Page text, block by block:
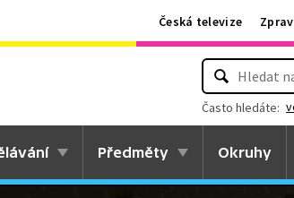
Česká televize
Často hledáte:
Předměty Okruhy